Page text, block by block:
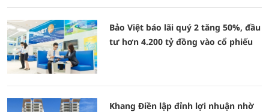
Bảo Việt báo lãi quý 2 tăng 50%, đầu
tư hơn 4.200 tỷ đồng vào cổ phiếu
Khang Điền lập đỉnh lợi nhuận nhờ